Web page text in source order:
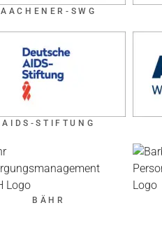
AACHENER-SWG
AIDS-STIFTUNG
BÄHR